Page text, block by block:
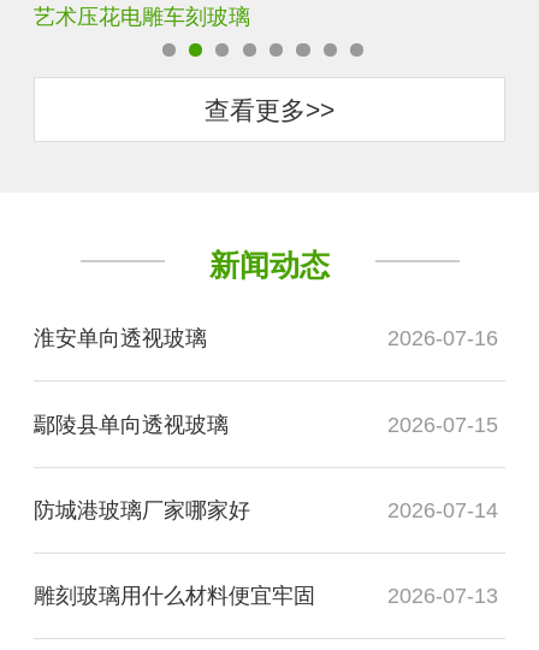
菱形镜面酒店车刻玻璃
查看更多>>
新闻动态
淮安单向透视玻璃 2026-07-16
鄢陵县单向透视玻璃 2026-07-15
防城港玻璃厂家哪家好 2026-07-14
雕刻玻璃用什么材料便宜牢固 2026-07-13